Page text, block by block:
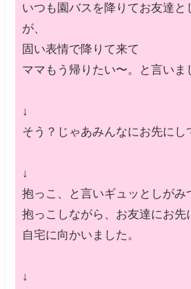
いつも園バスを降りてお友達と
が、
固い表情で降りて来て
ママもう帰りたい〜。と言いま
↓
そう？じゃあみんなにお先にし
↓
抱っこ、と言いギュッとしがみ
抱っこしながら、お友達にお先
自宅に向かいました。
↓